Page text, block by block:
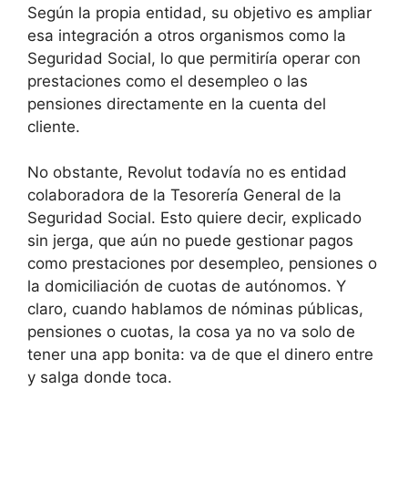
Según la propia entidad, su objetivo es ampliar
esa integración a otros organismos como la
Seguridad Social, lo que permitiría operar con
prestaciones como el desempleo o las
pensiones directamente en la cuenta del
cliente.
No obstante, Revolut todavía no es entidad
colaboradora de la Tesorería General de la
Seguridad Social. Esto quiere decir, explicado
sin jerga, que aún no puede gestionar pagos
como prestaciones por desempleo, pensiones o
la domiciliación de cuotas de autónomos. Y
claro, cuando hablamos de nóminas públicas,
pensiones o cuotas, la cosa ya no va solo de
tener una app bonita: va de que el dinero entre
y salga donde toca.